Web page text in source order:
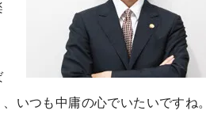
いつも中庸の心でいたいですね。